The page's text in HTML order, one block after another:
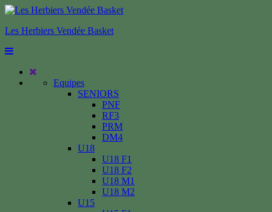
Les Herbiers Vendée Basket
Equipes
SENIORS
PNF
RF3
PRM
DM4
U18
U18 F1
U18 F2
U18 M1
U18 M2
U15